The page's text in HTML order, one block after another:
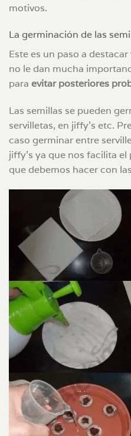
motivos.
La germinación de las
Este es un paso a
no le dan mucha
para evitar posteriores
Las semillas se pueden
servilletas, en jiffy’s etc.
caso germinar entre
jiffy’s ya que nos facilita
que debemos hacer con las